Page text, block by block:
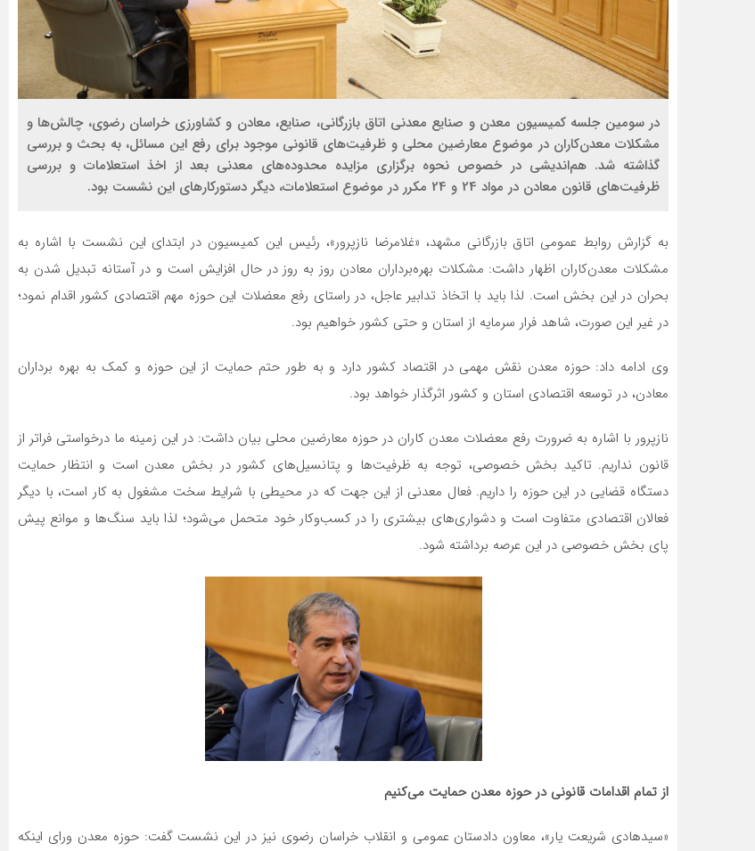
در سومین جلسه‌ کمیسیون معدن و صنایع معدنی اتاق بازرگانی، صنایع، معادن و کشاورزی خراسان رضوی، چالش‌ها و
مشکلات معدن‌کاران در موضوع معارضین محلی و ظرفیت‌های قانونی موجود برای رفع این مسائل، به بحث و بررسی
گذاشته شد. هم‌اندیشی در خصوص نحوه برگزاری مزایده محدوده‌های معدنی بعد از اخذ استعلامات و بررسی
ظرفیت‌های قانون معادن در مواد 24 و 24 مکرر در موضوع استعلامات، دیگر دستورکارهای این نشست بود.
به گزارش روابط‌ عمومی اتاق بازرگانی مشهد، «غلامرضا نازپرور»، رئیس این کمیسیون در ابتدای این نشست با اشاره به
مشکلات معدن‌کاران اظهار داشت: مشکلات بهره‌برداران معادن روز به روز در حال افزایش است و در آستانه تبدیل شدن به
بحران در این بخش است. لذا باید با اتخاذ تدابیر عاجل، در راستای رفع معضلات این حوزه مهم اقتصادی کشور اقدام نمود؛
در غیر این صورت، شاهد فرار سرمایه از استان و حتی کشور خواهیم بود.
وی ادامه داد: حوزه معدن نقش مهمی در اقتصاد کشور دارد و به طور حتم حمایت از این حوزه و کمک به بهره برداران
معادن، در توسعه اقتصادی استان و کشور اثرگذار خواهد بود.
نازپرور با اشاره به ضرورت رفع معضلات معدن کاران در حوزه معارضین محلی بیان داشت: در این زمینه ما درخواستی فراتر از
قانون نداریم. تاکید بخش خصوصی، توجه به ظرفیت‌ها و پتانسیل‌های کشور در بخش معدن است و انتظار حمایت
دستگاه قضایی در این حوزه را داریم. فعال معدنی از این جهت که در محیطی با شرایط سخت مشغول به کار است، با دیگر
فعالان اقتصادی متفاوت است و دشواری‌های بیشتری را در کسب‌وکار خود متحمل می‌شود؛ لذا باید سنگ‌ها و موانع پیش
پای بخش خصوصی در این عرصه برداشته شود.
از تمام اقدامات قانونی در حوزه معدن حمایت می‌کنیم
«سیدهادی شریعت یار»، معاون دادستان عمومی و انقلاب خراسان رضوی نیز در این نشست گفت: حوزه معدن ورای اینکه